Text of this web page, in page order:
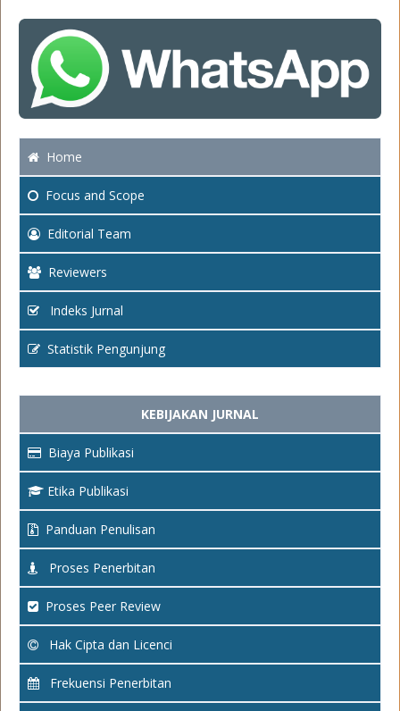
Home
Focus and Scope
Editorial Team
Reviewers
Indeks Jurnal
Statistik Pengunjung
KEBIJAKAN JURNAL
Biaya Publikasi
Etika Publikasi
Panduan Penulisan
Proses Penerbitan
Proses Peer Review
Hak Cipta dan Licenci
Frekuensi Penerbitan